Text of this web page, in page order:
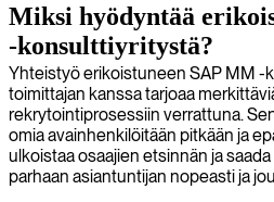
Miksi hyödyntää
-konsulttiyritystä?
Yhteistyö erikoistuneen SAP MM -
toimittajan kanssa tarjoaa
rekrytointiprosessiin verrattuna.
omia avainhenkilöitään pitkään ja
ulkoistaa osaajien etsinnän ja
parhaan asiantuntijan nopeasti ja